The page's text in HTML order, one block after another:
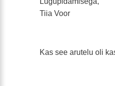
Tiia Voor
Kas see arutelu oli